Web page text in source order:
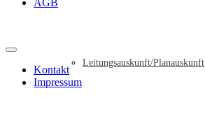
Leitungsauskunft/Planauskunft
Kontakt
Impressum